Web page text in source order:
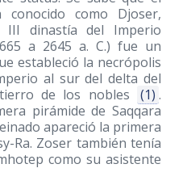
como Djoser,
dinastía del Imperio
a 2645 a. C.) fue un
estableció la necrópolis
al sur del delta del
de los nobles
(1) .
pirámide de Saqqara
apareció la primera
Ra. Zoser también tenía
como su asistente